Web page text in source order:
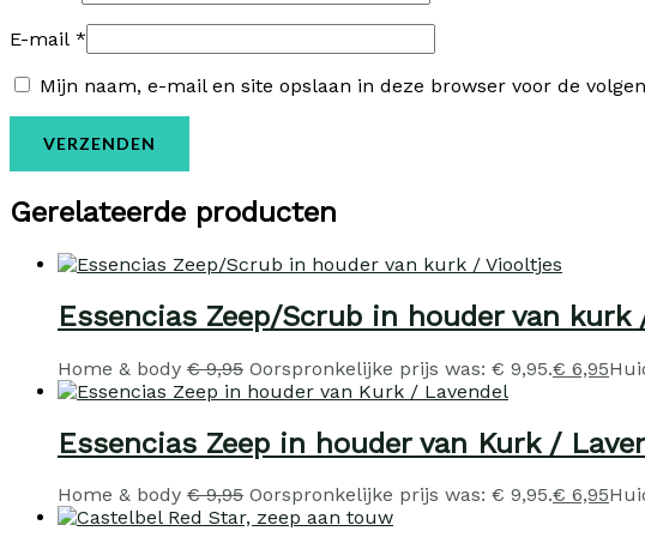
E-mail *
Mijn naam, e-mail en site opslaan in deze browser voor de
Gerelateerde producten
Essencias Zeep/Scrub in houder van
Home & body €9,95 Oorspronkelijke prijs was: € 9,95.€ 6,95
Essencias Zeep in houder van Kurk /
Home & body €9,95 Oorspronkelijke prijs was: € 9,95.€ 6,95